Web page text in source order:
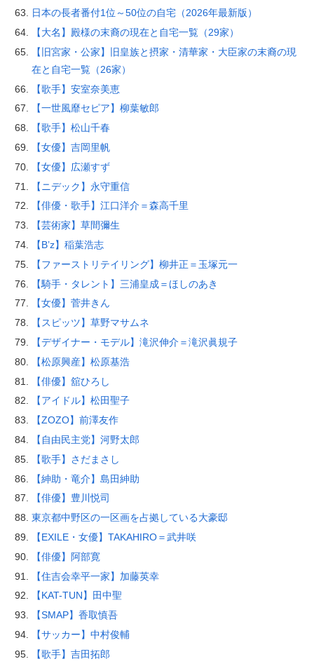
日本の長者番付1位～50位の自宅（2026年最新版）
【大名】殿様の末裔の現在と自宅一覧（29家）
【旧宮家・公家】旧皇族と摂家・清華家・大臣家の末裔の現
在と自宅一覧（26家）
【歌手】安室奈美恵
【一世風靡セピア】柳葉敏郎
【歌手】松山千春
【女優】吉岡里帆
【女優】広瀬すず
【ニデック】永守重信
【俳優・歌手】江口洋介＝森高千里
【芸術家】草間彌生
【B’z】稲葉浩志
【ファーストリテイリング】柳井正＝玉塚元一
【騎手・タレント】三浦皇成＝ほしのあき
【女優】菅井きん
【スピッツ】草野マサムネ
【デザイナー・モデル】滝沢伸介＝滝沢眞規子
【松原興産】松原基浩
【俳優】舘ひろし
【アイドル】松田聖子
【ZOZO】前澤友作
【自由民主党】河野太郎
【歌手】さだまさし
【紳助・竜介】島田紳助
【俳優】豊川悦司
東京都中野区の一区画を占拠している大豪邸
【EXILE・女優】TAKAHIRO＝武井咲
【俳優】阿部寛
【住吉会幸平一家】加藤英幸
【KAT-TUN】田中聖
【SMAP】香取慎吾
【サッカー】中村俊輔
【歌手】吉田拓郎